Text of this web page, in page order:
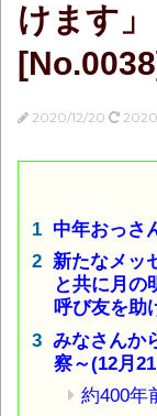
けます
2020/12/20
中年おっさ
新たなメッ
と共に月の
呼び友を助
みなさんか
察～(12月
約400年